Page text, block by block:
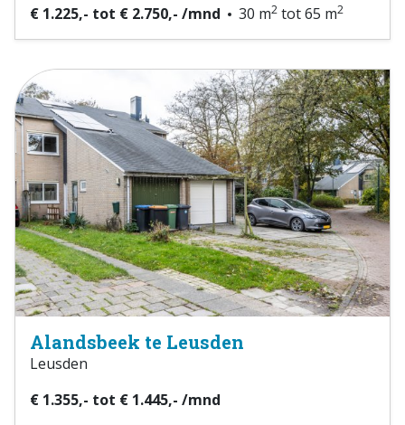
€ 1.225,- tot € 2.750,- /mnd
30 m2 tot 65 m2
Alandsbeek te Leusden
Leusden
€ 1.355,- tot € 1.445,- /mnd